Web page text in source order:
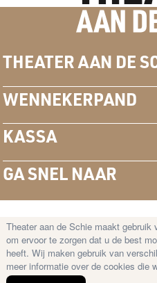
THEATER AAN DE
WENNEKERPAND
KASSA
GA SNEL NAAR
© Copyright 2026
Disclaimer–Cookies–
Theater aan de Schie maakt
om ervoor te zorgen dat u de best
heeft. Wij maken gebruik van
meer informatie over de cookies die